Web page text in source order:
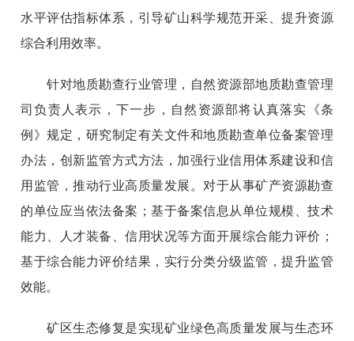
水平评估指标体系，引导矿山科学规范开采、提升资源
综合利用效率。
针对地质勘查行业管理，自然资源部地质勘查管理
司负责人表示，下一步，自然资源部将认真落实《条
例》规定，研究制定有关文件和地质勘查单位备案管理
办法，创新监管方式方法，加强行业信用体系建设和信
用监管，推动行业高质量发展。对于从事矿产资源勘查
的单位应当依法备案；基于备案信息从单位规模、技术
能力、人才装备、信用状况等方面开展综合能力评价；
基于综合能力评价结果，实行分类分级监管，提升监管
效能。
矿区生态修复是实现矿业绿色高质量发展与生态环